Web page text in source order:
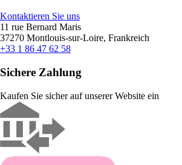
Kontaktieren Sie uns
11 rue Bernard Maris
37270 Montlouis-sur-Loire, Frankreich
+33 1 86 47 62 58
Sichere Zahlung
Kaufen Sie sicher auf unserer Website ein